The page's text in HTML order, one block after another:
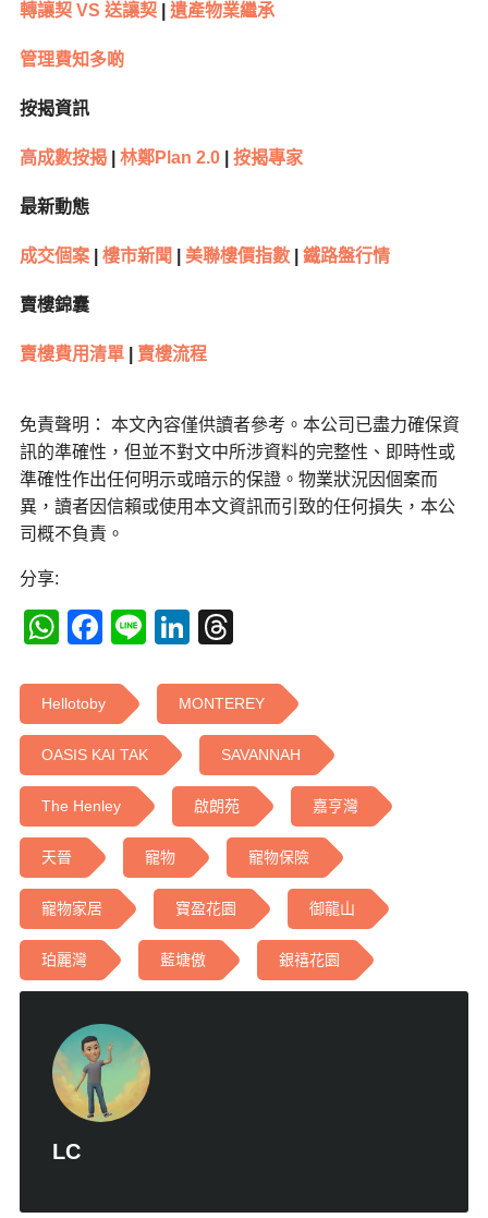
轉讓契 VS 送讓契 遺產物業繼承
管理費知多啲
按揭資訊
高成數按揭| 林鄭Plan 2.0| 按揭專家
最新動態
成交個案| 樓市新聞 美聯樓價指數| 鐵路盤行情
賣樓錦囊
賣樓費用清單| 賣樓流程
免責聲明： 本文內容僅供讀者參考。本公司已盡力確保資
訊的準確性，但並不對文中所涉資料的完整性、即時性或
準確性作出任何明示或暗示的保證。物業狀況因個案而
異，讀者因信賴或使用本文資訊而引致的任何損失，本公
司概不負責。
分享:
WhatsApp
Facebook
LineLinkedIn
Hellotoby MONTEREY
OASIS KAI TAK SAVANNAH
The Henley 啟朗苑 嘉亨灣
天晉 寵物 寵物保險
寵物家居 寶盈花園 御龍山
珀麗灣 藍塘傲 銀禧花園
LC